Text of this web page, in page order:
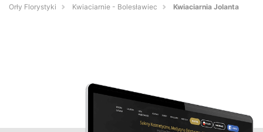
Orły Florystyki Kwiaciarnie - Bolesławiec Kwiaciarnia Jolanta